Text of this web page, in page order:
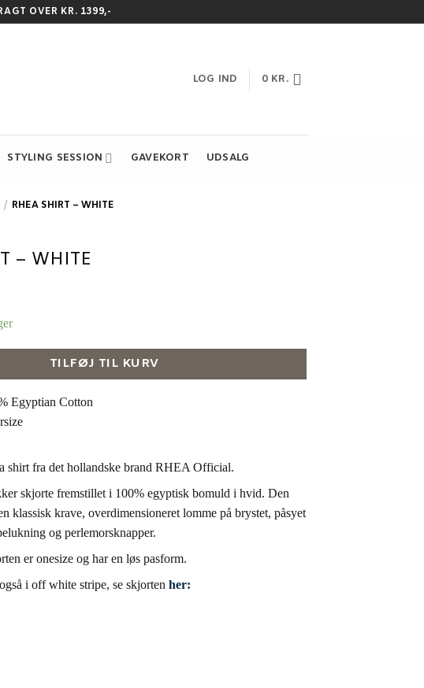
OVER KR. 1399,-
LOG IND 0 KR.
STYLING SESSION GAVEKORT UDSALG
/ RHEA SHIRT – WHITE
– WHITE
TILFØJ TIL KURV
Egyptian Cotton
shirt fra det hollandske brand RHEA Official.
skjorte fremstillet i 100% egyptisk bomuld i hvid. Den
klassisk krave, overdimensioneret lomme på brystet, påsyet
og perlemorsknapper.
er onesize og har en løs pasform.
i off white stripe, se skjorten her: